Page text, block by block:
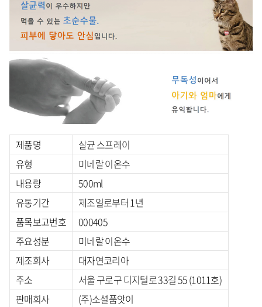
제품명
살균 스프레이
유형
미네랄 이온수
내용량
500ml
유통기간
제조일로부터 1년
품목보고번호
000405
주요성분
미네랄 이온수
제조회사
대자연코리아
주소
서울 구로구 디지털로 33길 55 (1011호)
판매회사
(주)소셜품앗이